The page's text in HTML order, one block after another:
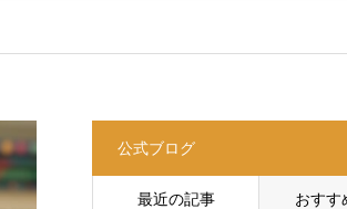
公式ブログ
最近の記事 おすす